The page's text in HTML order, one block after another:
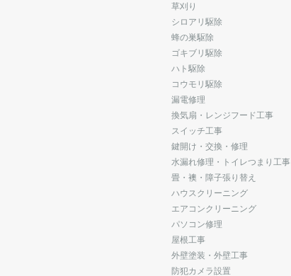
草刈り
シロアリ駆除
蜂の巣駆除
ゴキブリ駆除
ハト駆除
コウモリ駆除
漏電修理
換気扇・レンジフード工事
スイッチ工事
鍵開け・交換・修理
水漏れ修理・トイレつまり工事
畳・襖・障子張り替え
ハウスクリーニング
エアコンクリーニング
パソコン修理
屋根工事
外壁塗装・外壁工事
防犯カメラ設置